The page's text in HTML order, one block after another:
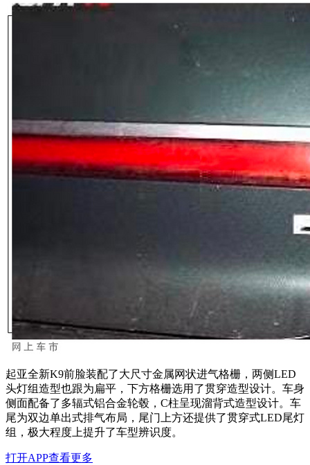
起亚全新K9前脸装配了大尺寸金属网状进气格栅，两侧LED
头灯组造型也跟为扁平，下方格栅选用了贯穿造型设计。车身
侧面配备了多辐式铝合金轮毂，C柱呈现溜背式造型设计。车
尾为双边单出式排气布局，尾门上方还提供了贯穿式LED尾灯
组，极大程度上提升了车型辨识度。
打开APP查看更多